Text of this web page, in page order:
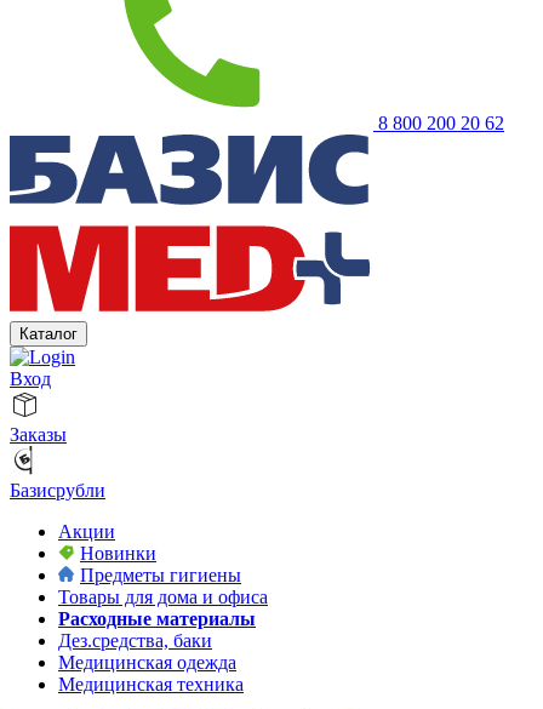
8 800 200 20 62
Каталог
Вход
Заказы
Базисрубли
Акции
Новинки
Предметы гигиены
Товары для дома и офиса
Расходные материалы
Дез.средства, баки
Медицинская одежда
Медицинская техника